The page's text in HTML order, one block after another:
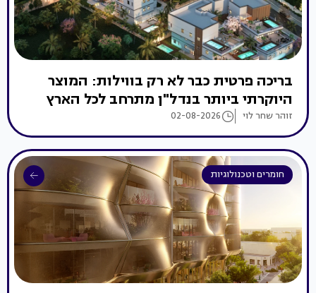
בריכה פרטית כבר לא רק בווילות: המוצר
היוקרתי ביותר בנדל"ן מתרחב לכל הארץ
זוהר שחר לוי 02-08-2026
חומרים וטכנולוגיות